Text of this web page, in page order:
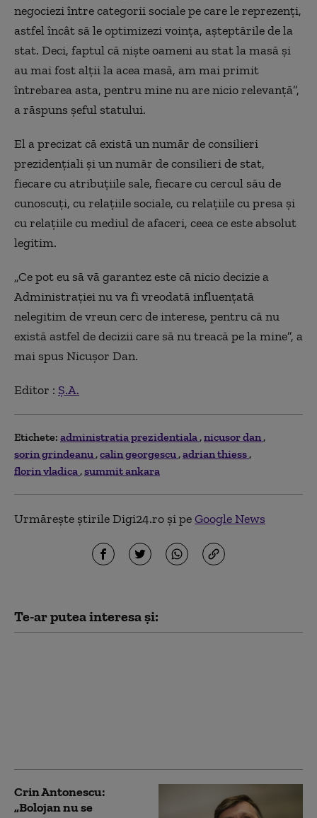
negociezi între categorii sociale pe care le reprezenţi,
astfel încât să le optimizezi voinţa, aşteptările de la
stat. Deci, faptul că nişte oameni au stat la masă şi
au mai fost alţii la acea masă, am mai primit
întrebarea asta, pentru mine nu are nicio relevanţă”,
a răspuns şeful statului.
El a precizat că există un număr de consilieri
prezidenţiali şi un număr de consilieri de stat,
fiecare cu atribuţiile sale, fiecare cu cercul său de
cunoscuţi, cu relaţiile sociale, cu relaţiile cu presa şi
cu relaţiile cu mediul de afaceri, ceea ce este absolut
legitim.
„Ce pot eu să vă garantez este că nicio decizie a
Administraţiei nu va fi vreodată influenţată
nelegitim de vreun cerc de interese, pentru că nu
există astfel de decizii care să nu treacă pe la mine”, a
mai spus Nicuşor Dan.
Editor : Ș.A.
Etichete: administratia prezidentiala nicusor dan
sorin grindeanu calin georgescu adrian thiess
florin vladica summit ankara
Urmărește știrile Digi24.ro și peGoogle News
Te-ar putea interesa și:
Crin Antonescu:
„Bolojan nu se